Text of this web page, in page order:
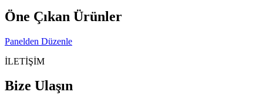
Öne Çıkan Ürünler
Panelden Düzenle
İLETİŞİM
Bize Ulaşın